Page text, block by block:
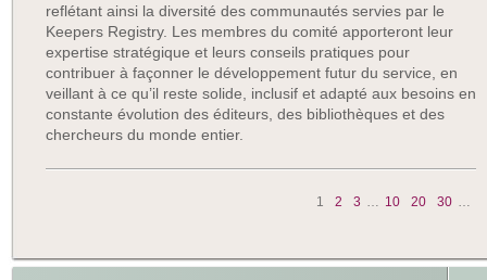
reflétant ainsi la diversité des communautés servies par le
Keepers Registry. Les membres du comité apporteront leur
expertise stratégique et leurs conseils pratiques pour
contribuer à façonner le développement futur du service, en
veillant à ce qu’il reste solide, inclusif et adapté aux besoins en
constante évolution des éditeurs, des bibliothèques et des
chercheurs du monde entier.
1 2 3 … 10 20 30 …